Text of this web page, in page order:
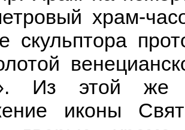
храм-
скульптора
Из этой же
иконы